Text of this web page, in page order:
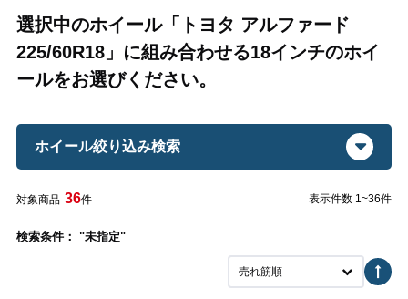
選択中のホイール「トヨタ アルファード
225/60R18」に組み合わせる18インチのホイ
ールをお選びください。
ホイール絞り込み検索
対象商品 36件 表示件数 1~36件
検索条件： "未指定"
売れ筋順